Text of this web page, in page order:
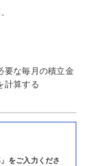
要な毎月の積立金
計算する
をご入力くださ